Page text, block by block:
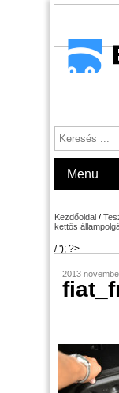
Menu
Kezdőoldal /
kettős
/ '); ?>
2013